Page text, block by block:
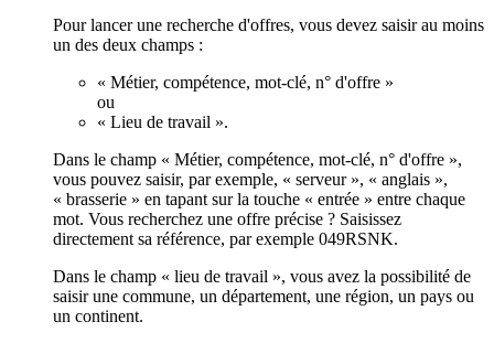
Pour lancer une recherche d'offres, vous devez saisir au moins
un des deux champs :
« Métier, compétence, mot-clé, n° d'offre »
ou
« Lieu de travail ».
Dans le champ « Métier, compétence, mot-clé, n° d'offre »,
vous pouvez saisir, par exemple, « serveur », « anglais »,
« brasserie » en tapant sur la touche « entrée » entre chaque
mot. Vous recherchez une offre précise ? Saisissez
directement sa référence, par exemple 049RSNK.
Dans le champ « lieu de travail », vous avez la possibilité de
saisir une commune, un département, une région, un pays ou
un continent.